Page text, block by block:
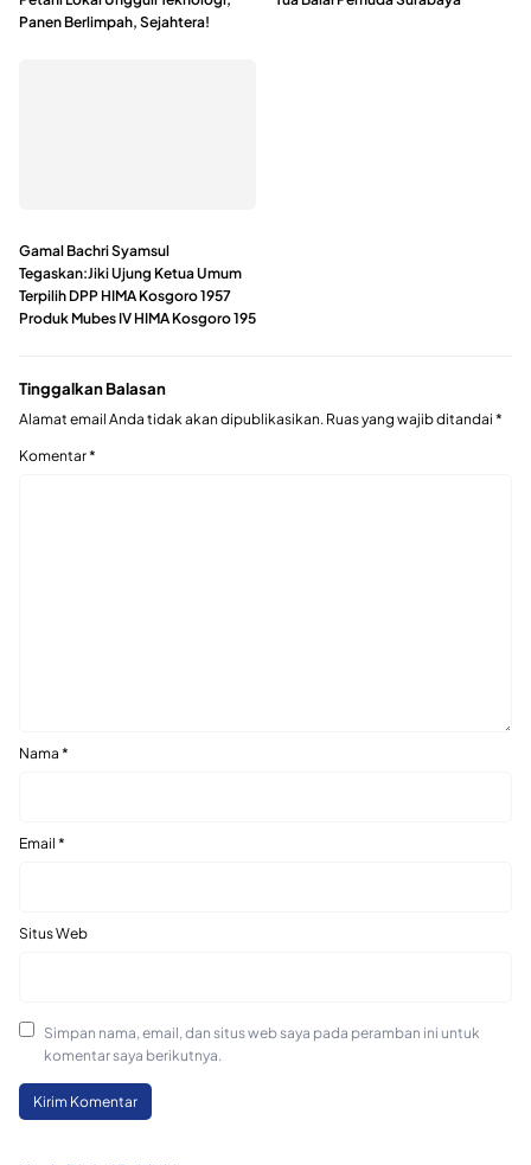
Panen Berlimpah, Sejahtera!
Gamal Bachri Syamsul
Tegaskan:Jiki Ujung Ketua Umum
Terpilih DPP HIMA Kosgoro 1957
Produk Mubes IV HIMA Kosgoro 195
Tinggalkan Balasan
Alamat email Anda tidak akan dipublikasikan. Ruas yang wajib ditandai *
Komentar*
Nama *
Email *
Situs Web
Simpan nama, email, dan situs web saya pada peramban ini untuk
komentar saya berikutnya.